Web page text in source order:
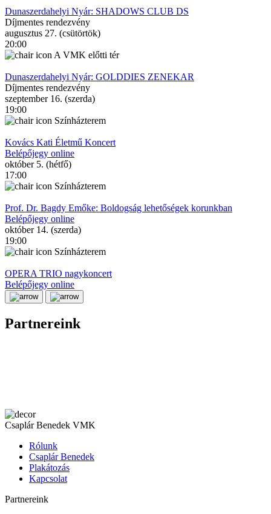
Dunaszerdahelyi Nyár: SHADOWS CLUB DS
Díjmentes rendezvény
augusztus 27. (csütörtök)
20:00
A VMK előtti tér
Dunaszerdahelyi Nyár: GOLDDIES ZENEKAR
Díjmentes rendezvény
szeptember 16. (szerda)
19:00
Színházterem
Kovács Kati Életmű Koncert
Belépőjegy online
október 5. (hétfő)
17:00
Színházterem
Prof. Dr. Bagdy Emőke: Boldogság lehetőségek korunkban
Belépőjegy online
október 14. (szerda)
19:00
Színházterem
OPERA TRIO nagykoncert
Belépőjegy online
Partnereink
Csaplár Benedek VMK
Rólunk
Csaplár Benedek
Plakátozás
Kapcsolat
Partnereink